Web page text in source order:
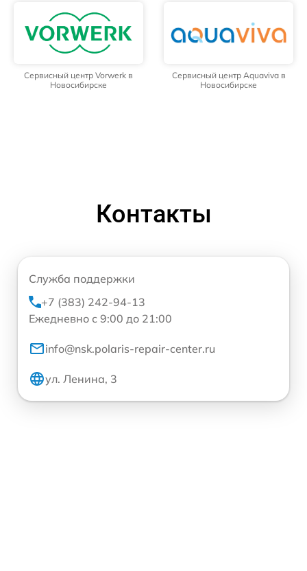
Сервисный центр Vorwerk в
Новосибирске
Сервисный центр Aquaviva в
Новосибирске
Контакты
Служба поддержки
+7 (383) 242-94-13
Ежедневно с 9:00 до 21:00
info@nsk.polaris-repair-center.ru
ул. Ленина, 3